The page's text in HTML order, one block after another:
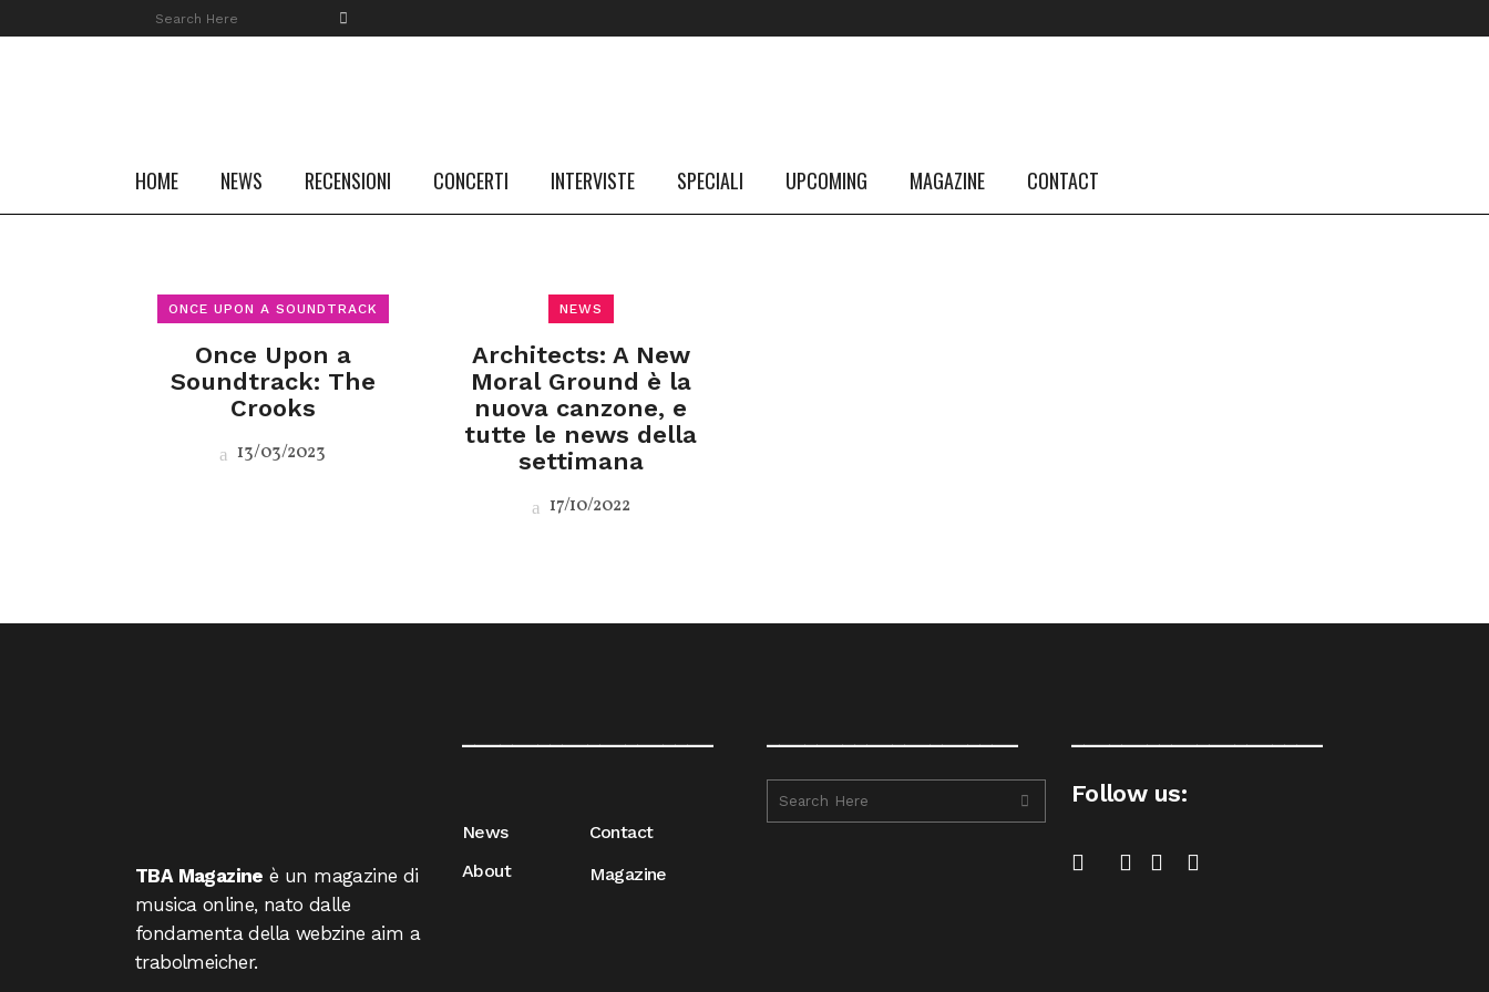
HOME NEWS RECENSIONI CONCERTI INTERVISTE SPECIALI UPCOMING MAGAZINE CONTACT
ONCE UPON A SOUNDTRACK
Once Upon a
Soundtrack: The
Crooks
13/03/2023
NEWS
Architects: A New
Moral Ground è la
nuova canzone, e
tutte le news della
settimana
17/10/2022
FOLLOW US #TBA
INSTAGRAM FEED
TBA Magazine è un magazine di
musica online, nato dalle
fondamenta della webzine aim a
trabolmeicher.
News
About
Contact
Magazine
Follow us: